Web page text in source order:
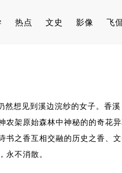
热点 文史 影像 飞
想见到溪边浣纱的女子。香溪
农架原始森林中神秘的的奇花
书之香互相交融的历史之香、
永不消散。